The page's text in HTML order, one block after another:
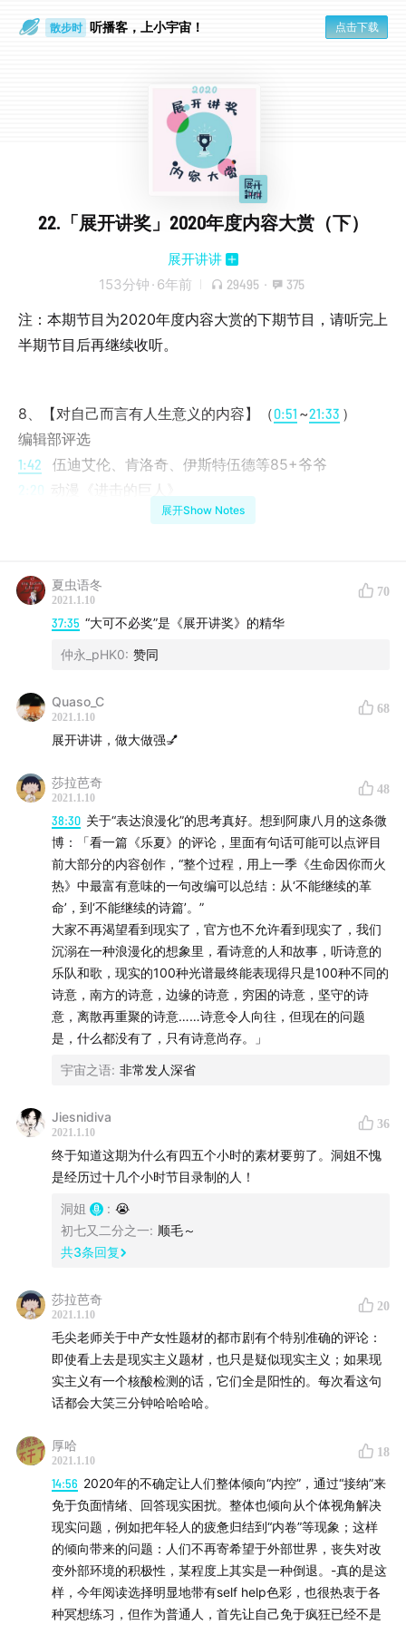
散步时 听播客，上小宇宙！ 点击下载
22.「展开讲奖」2020年度内容大赏（下）
展开讲讲
153分钟 · 6年前 29495 · 375
注：本期节目为2020年度内容大赏的下期节目，请听完上
半期节目后再继续收听。
8、【对自己而言有人生意义的内容】（0:51 ~21:33 ）
编辑部评选
1:42 伍迪艾伦、肯洛奇、伊斯特伍德等85+爷爷
2:20 动漫《进击的巨人》
身心灵书籍《新世界——灵性的觉醒》
16:38 姜思达 ——《人的疆域》
圈圈——《乒乓》
9、【最大可不必的内容】（
编辑部评选
22:54 迪士尼电影《花木兰》
社交媒体聊天记录体感情故事&成为产业链的明星小
作文
25:8 8 宣传片《后浪》
《大小谎言》、《天空之城》式中产女性叙事
浪漫化文——以《乐队的夏天2》为例
亦舒的现代改编——《喜宝》《流金岁月》
毛十八——《鬼灭之刃》
10、【最做大做强内容】（51:17~59:47）
编辑部评选
杨笠的脱口秀
Netflix东亚作品
编辑部评选
项飚、韩炳哲、陈嘉映、张文宏、许知远
12、【2020个人私藏内容】(
编辑部评选
王老师：《在雪山和雪山之间》
嘉宾评选
1:08:55 库索——编剧野木亚纪子新作《MIU404》
1:22:41毛十八——二手珠宝直播
1:31:52蔡钰——《中国童话》刘丽朵
1:37:30靳锦——《格雷汉姆诺顿秀》
1:49:30游婧——《你喜欢勃拉姆斯吗？》和《高中生带货
1:57:27波米——纳达尔与德约科维奇的法网决赛
2:03:29yiqin——小说《Shuggie Bain》
最后：播客这一年（2:08:02 ~最后）
* 这一年关于播客的感受？
展开Show Notes
夏虫语冬
2021.1.10
70
37:35 “大可不必奖”是《展开讲奖》的精华
仲永_pHK0: 赞同
Quaso_C
2021.1.10
68
展开讲讲，做大做强💅
莎拉芭奇
2021.1.10
48
38:30 关于“表达浪漫化”的思考真好。想到阿康八月的这条微
博：「看一篇《乐夏》的评论，里面有句话可能可以点评目
前大部分的内容创作，“整个过程，用上一季《生命因你而火
热》中最富有意味的一句改编可以总结：从‘不能继续的革
命’，到‘不能继续的诗篇’。”
大家不再渴望看到现实了，官方也不允许看到现实了，我们
沉溺在一种浪漫化的想象里，看诗意的人和故事，听诗意的
乐队和歌，现实的100种光谱最终能表现得只是100种不同的
诗意，南方的诗意，边缘的诗意，穷困的诗意，坚守的诗
意，离散再重聚的诗意……诗意令人向往，但现在的问题
是，什么都没有了，只有诗意尚存。」
宇宙之语: 非常发人深省
Jiesnidiva
2021.1.10
36
终于知道这期为什么有四五个小时的素材要剪了。洞姐不愧
是经历过十几个小时节目录制的人！
洞姐 : 😭
初七又二分之一: 顺毛～
共3条回复
莎拉芭奇
2021.1.10
20
毛尖老师关于中产女性题材的都市剧有个特别准确的评论：
即使看上去是现实主义题材，也只是疑似现实主义；如果现
实主义有一个核酸检测的话，它们全是阳性的。每次看这句
话都会大笑三分钟哈哈哈哈。
厚哈
2021.1.10
18
14:56 2020年的不确定让人们整体倾向“内控”，通过“接纳”来
免于负面情绪、回答现实困扰。整体也倾向从个体视角解决
现实问题，例如把年轻人的疲惫归结到“内卷”等现象；这样
的倾向带来的问题：人们不再寄希望于外部世界，丧失对改
变外部环境的积极性，某程度上其实是一种倒退。-真的是这
样，今年阅读选择明显地带有self help色彩，也很热衷于各
种冥想练习，但作为普通人，首先让自己免于疯狂已经不是